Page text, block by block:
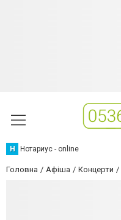
Н Нотариус - online
Головна Афіша Концерти